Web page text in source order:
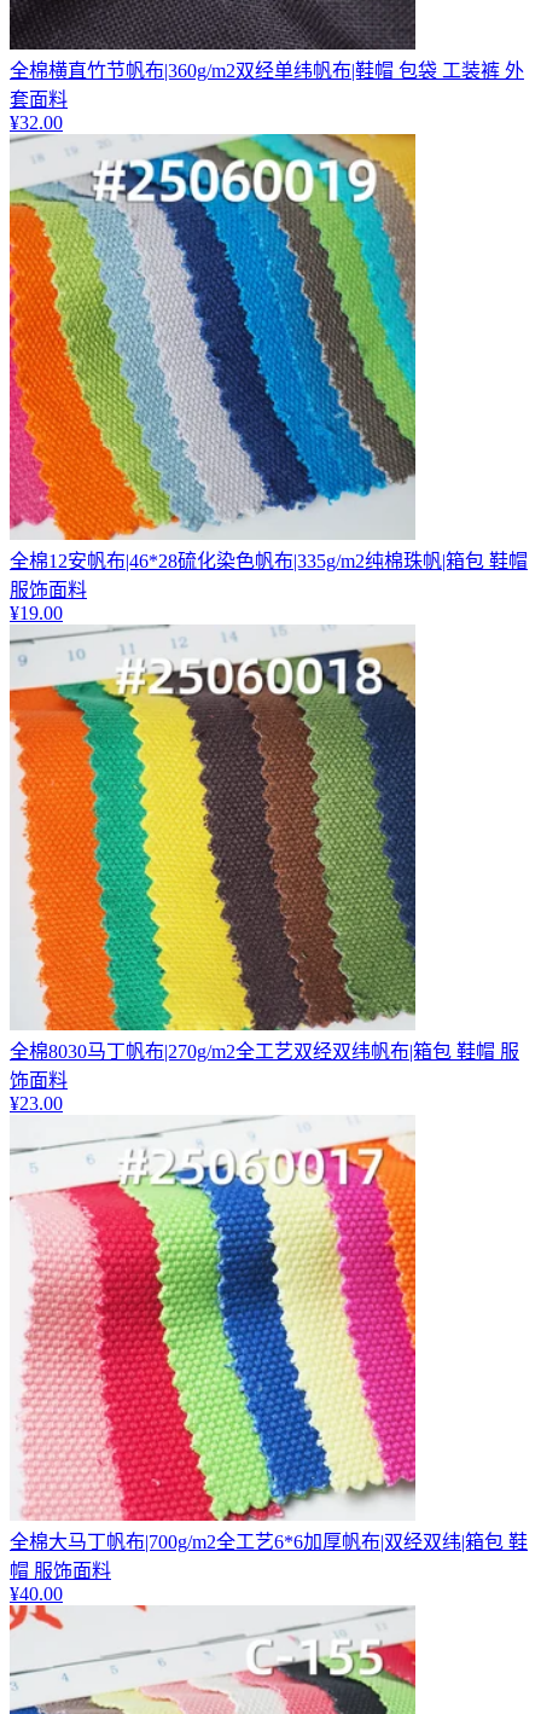
全棉横直竹节帆布|360g/m2双经单纬帆布|鞋帽 包袋 工装裤 外
套面料
¥32.00
全棉12安帆布|46*28硫化染色帆布|335g/m2纯棉珠帆|箱包 鞋帽
服饰面料
¥19.00
全棉8030马丁帆布|270g/m2全工艺双经双纬帆布|箱包 鞋帽 服
饰面料
¥23.00
全棉大马丁帆布|700g/m2全工艺6*6加厚帆布|双经双纬|箱包 鞋
帽 服饰面料
¥40.00